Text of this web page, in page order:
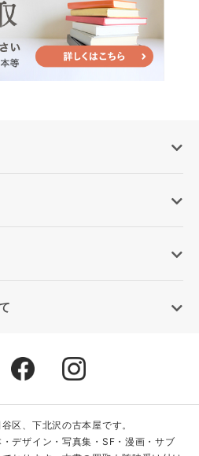
区、下北沢の古本屋です。
デザイン・写真集・SF・漫画・サブ